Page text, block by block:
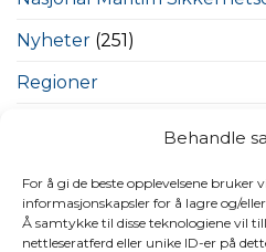
Behandle
For å gi de beste opplevelsene bruker
informasjonskapsler for å lagre og/
Å samtykke til disse teknologiene vil
nettleseratferd eller unike ID-er på
Nyheter (251)
Regioner
Video(41)